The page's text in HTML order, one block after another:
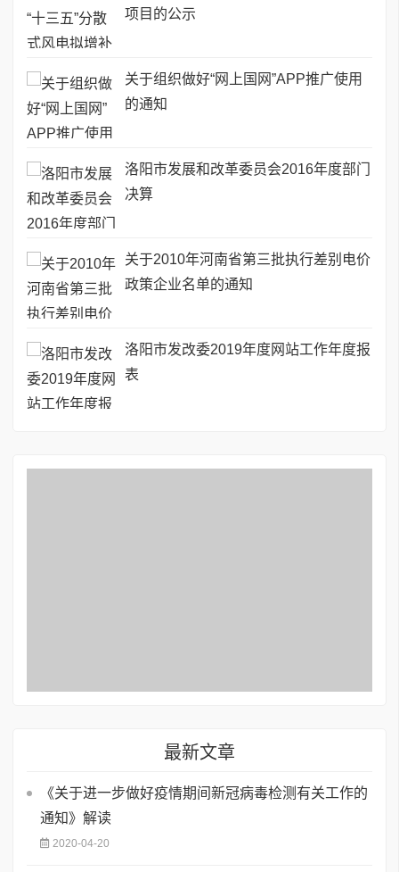
项目的公示
关于组织做好“网上国网”APP推广使用
的通知
洛阳市发展和改革委员会2016年度部门
决算
关于2010年河南省第三批执行差别电价
政策企业名单的通知
洛阳市发改委2019年度网站工作年度报
表
最新文章
《关于进一步做好疫情期间新冠病毒检测有关工作的
通知》解读
2020-04-20